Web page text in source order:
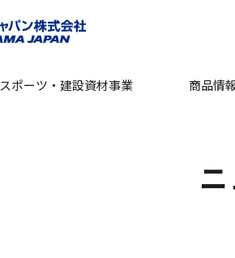
スポーツ・建設資材事業 商品情